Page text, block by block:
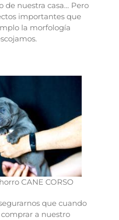
de nuestra casa… Pero
importantes que
la morfología
CANE CORSO
que cuando
a nuestro